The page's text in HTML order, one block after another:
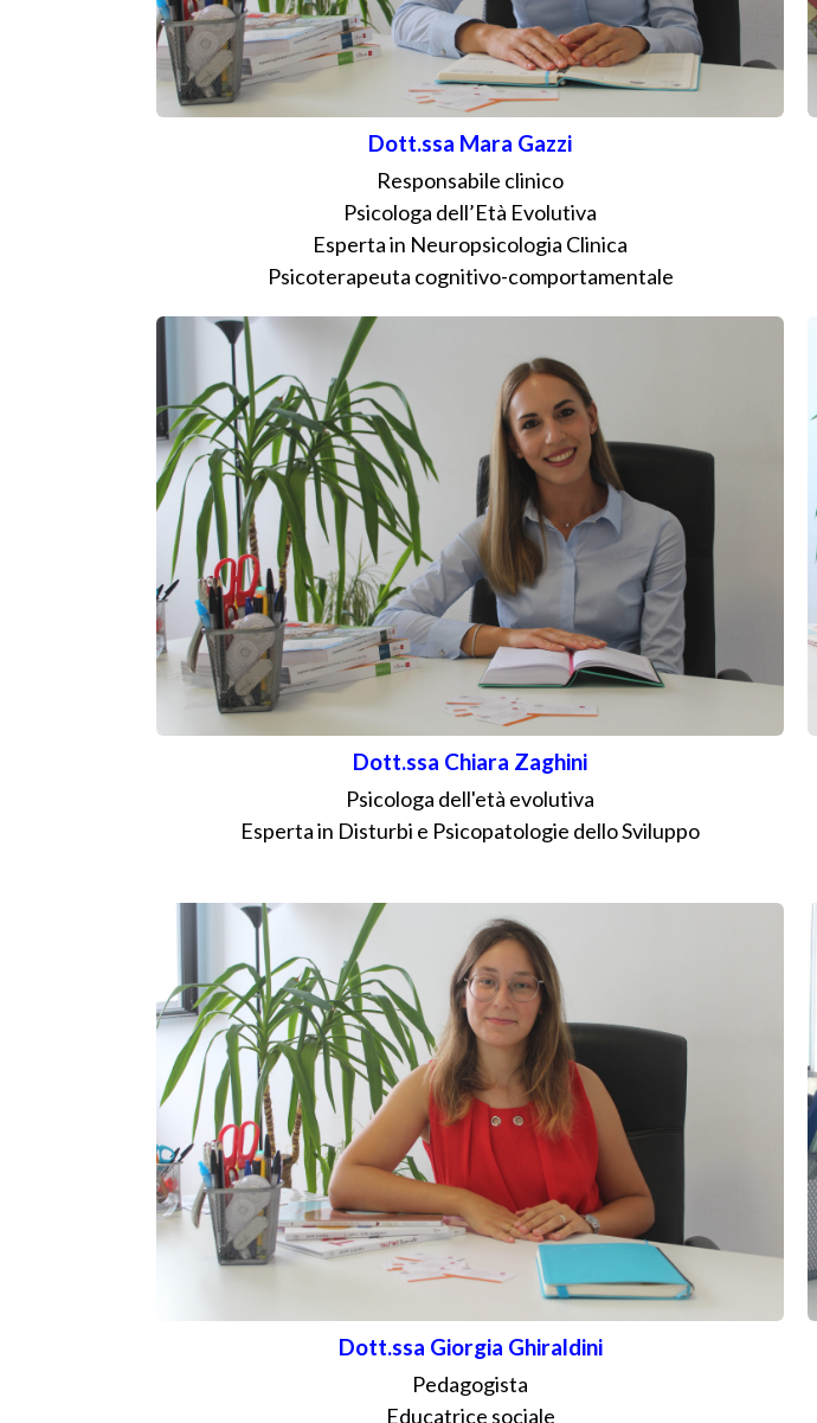
Dott.ssa Mara Gazzi
Responsabile clinico
Psicologa dell’Età Evolutiva
Esperta in Neuropsicologia Clinica
Psicoterapeuta cognitivo-comportamentale
Dott.ssa Chiara Zaghini
Psicologa dell'età evolutiva
Esperta in Disturbi e Psicopatologie dello Sviluppo
Dott.ssa Giorgia Ghiraldini
Pedagogista
Educatrice sociale